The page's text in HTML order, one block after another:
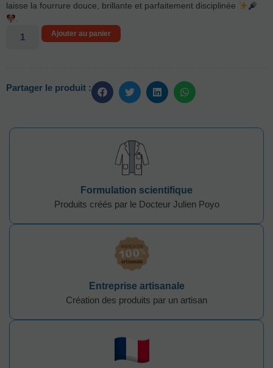
laisse la fourrure douce, brillante et parfaitement disciplinée
.
Ajouter au panier
Partager le produit :
Formulation scientifique
Produits créés par le Docteur Julien Poyo
Entreprise artisanale
Création des produits par un artisan